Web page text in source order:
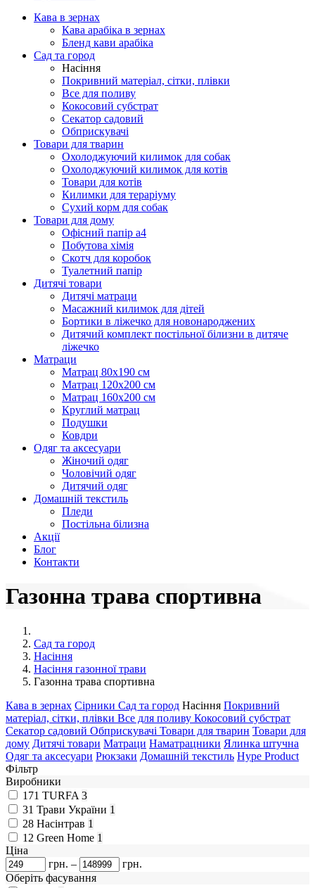
Кава в зернах
Кава арабіка в зернах
Бленд кави арабіка
Сад та город
Насіння
Покривний матеріал, сітки, плівки
Все для поливу
Кокосовий субстрат
Секатор садовий
Обприскувачі
Товари для тварин
Охолоджуючий килимок для собак
Охолоджуючий килимок для котів
Товари для котів
Килимки для тераріуму
Сухий корм для собак
Товари для дому
Офісний папір а4
Побутова хімія
Скотч для коробок
Туалетний папір
Дитячі товари
Дитячі матраци
Масажний килимок для дітей
Бортики в ліжечко для новонароджених
Дитячий комплект постільної білизни в дитяче
ліжечко
Матраци
Матрац 80х190 см
Матрац 120х200 см
Матрац 160х200 см
Круглий матрац
Подушки
Ковдри
Одяг та аксесуари
Жіночий одяг
Чоловічий одяг
Дитячий одяг
Домашній текстиль
Пледи
Постільна білизна
Акції
Блог
Контакти
Газонна трава спортивна
Сад та город
Насіння
Насіння газонної трави
Газонна трава спортивна
Кава в зернах Сірники Сад та город Насіння Покривний
матеріал, сітки, плівки Все для поливу Кокосовий субстрат
Секатор садовий Обприскувачі Товари для тварин Товари для
дому Дитячі товари Матраци Наматрацники Ялинка штучна
Одяг та аксесуари Рюкзаки Домашній текстиль Hype Product
Фільтр
Виробники
171 TURFA 3
31 Трави України 1
28 Насінтрав 1
12 Green Home 1
Ціна
грн. –
грн.
Оберіть фасування